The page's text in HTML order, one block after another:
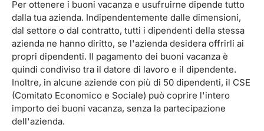
Per ottenere i buoni vacanza e usufruirne dipende tutto
dalla tua azienda. Indipendentemente dalle dimensioni,
dal settore o dal contratto, tutti i dipendenti della stessa
azienda ne hanno diritto, se l'azienda desidera offrirli ai
propri dipendenti. Il pagamento dei buoni vacanza è
quindi condiviso tra il datore di lavoro e il dipendente.
Inoltre, in alcune aziende con più di 50 dipendenti, il CSE
(Comitato Economico e Sociale) può coprire l'intero
importo dei buoni vacanza, senza la partecipazione
dell'azienda.